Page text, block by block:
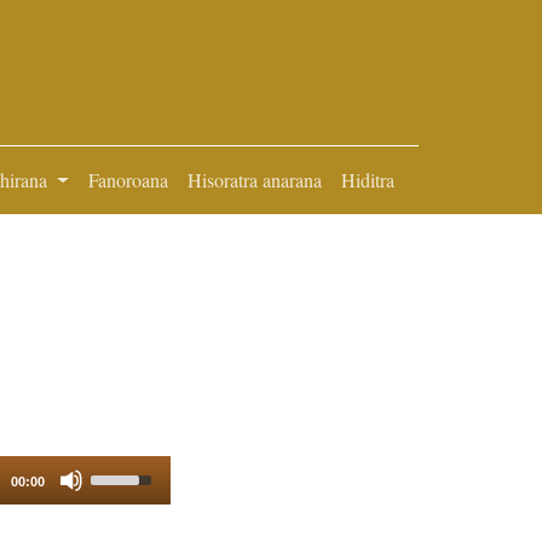
Fanoroana Hisoratra anarana Hiditra
00:00